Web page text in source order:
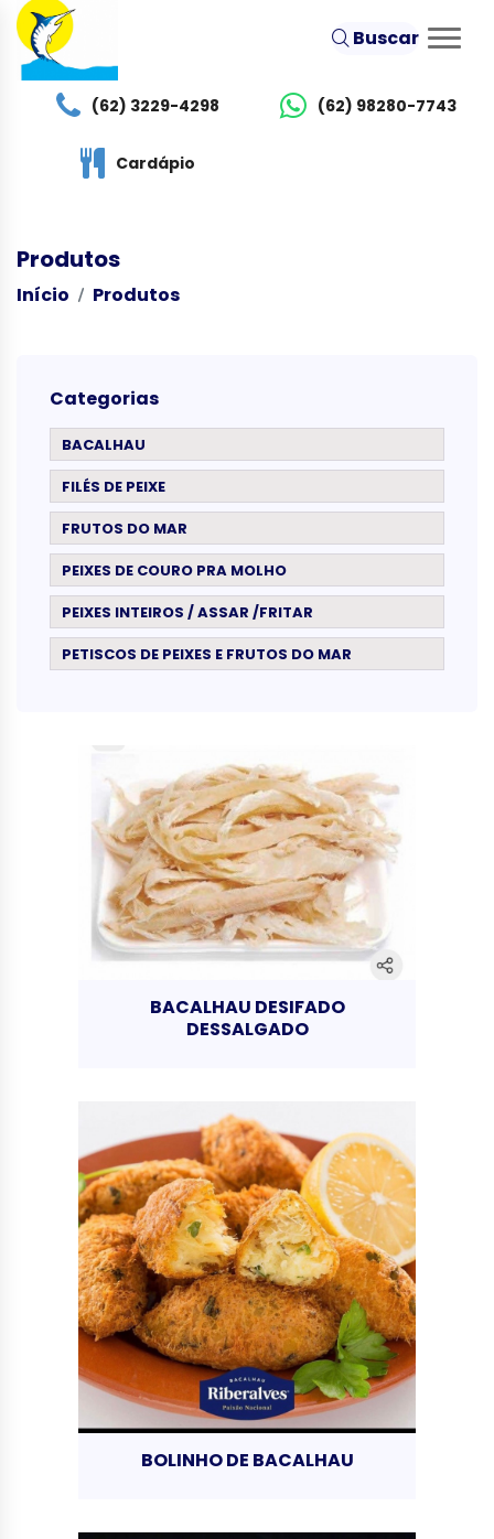
Buscar
(62) 3229-4298 (62) 98280-7743
Cardápio
Produtos
Início Produtos
Categorias
BACALHAU
FILÉS DE PEIXE
FRUTOS DO MAR
PEIXES DE COURO PRA MOLHO
PEIXES INTEIROS / ASSAR /FRITAR
PETISCOS DE PEIXES E FRUTOS DO MAR
BACALHAU DESIFADO
DESSALGADO
BOLINHO DE BACALHAU